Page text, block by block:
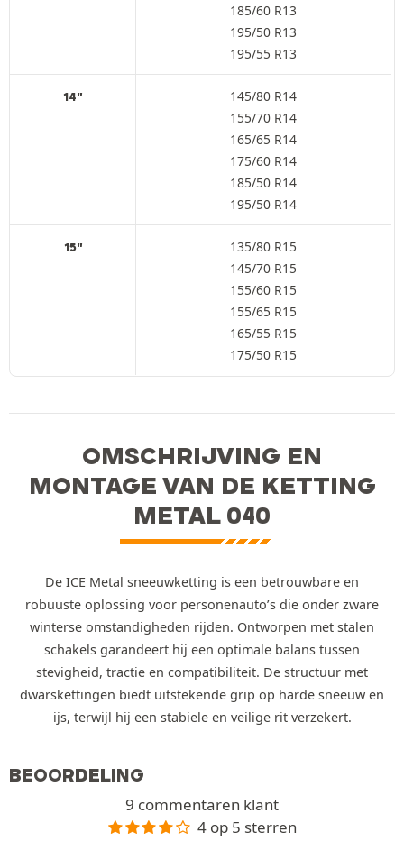
185/60 R13
195/50 R13
195/55 R13
14"
145/80 R14
155/70 R14
165/65 R14
175/60 R14
185/50 R14
195/50 R14
15"
135/80 R15
145/70 R15
155/60 R15
155/65 R15
165/55 R15
175/50 R15
OMSCHRIJVING EN
MONTAGE VAN DE KETTING
METAL 040
De ICE Metal sneeuwketting is een betrouwbare en
robuuste oplossing voor personenauto’s die onder zware
winterse omstandigheden rijden. Ontworpen met stalen
schakels garandeert hij een optimale balans tussen
stevigheid, tractie en compatibiliteit. De structuur met
dwarskettingen biedt uitstekende grip op harde sneeuw en
ijs, terwijl hij een stabiele en veilige rit verzekert.
BEOORDELING
9 commentaren klant
4 op 5 sterren